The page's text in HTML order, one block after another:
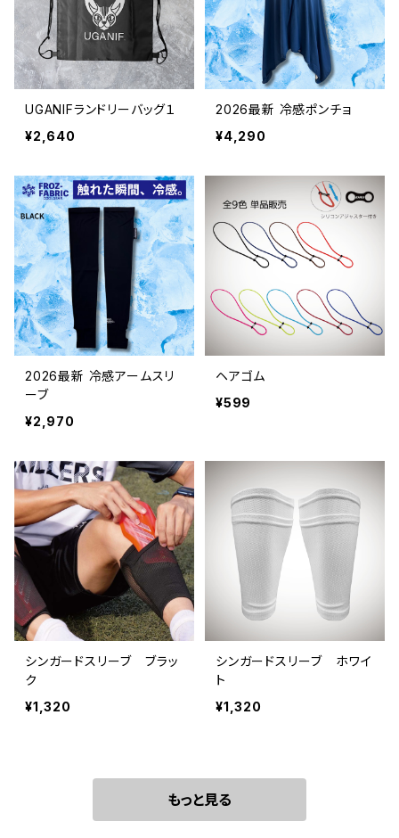
UGANIFランドリーバッグ１
¥2,640
2026最新 冷感ポンチョ
¥4,290
2026最新 冷感アームスリ
ーブ
¥2,970
ヘアゴム
¥599
シンガードスリーブ ブラッ
ク
¥1,320
シンガードスリーブ ホワイ
ト
¥1,320
もっと見る